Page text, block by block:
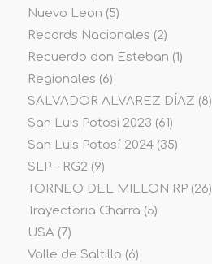
Nuevo Leon (5)
Records Nacionales (2)
Recuerdo don Esteban (1)
Regionales (6)
SALVADOR ALVAREZ DÍAZ (8)
San Luis Potosi 2023 (61)
San Luis Potosí 2024(35)
SLP – RG2 (9)
TORNEO DEL MILLON RP(26)
Trayectoria Charra (5)
USA(7)
Valle de Saltillo (6)